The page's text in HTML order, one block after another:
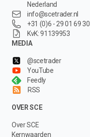
Nederland
info@scetrader.nl
+31 (0)6 - 29 01 69 30
KvK: 91139953
MEDIA
@scetrader
YouTube
Feedly
RSS
OVER SCE
Over SCE
Kernwaarden